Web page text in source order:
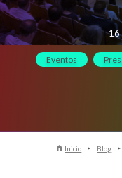
16
Eventos
Inicio Blog